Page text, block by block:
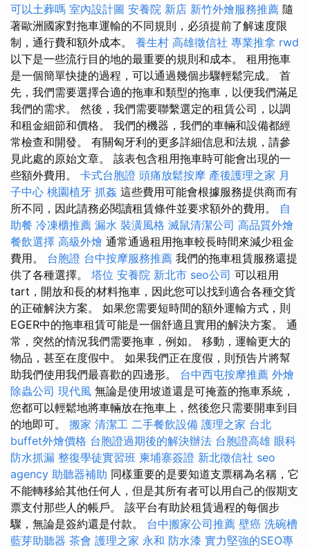
可以土葬嗎 室內設計圖 安養院 新店 新竹外燴服務推薦 隨
著歐洲國家對拖車運輸的不同規則，必須提前了解速度限
制，通行費和額外成本。 養生村 高雄徵信社 專業推拿 rwd
以下是一些流行目的地的最重要的規則和成本。 租用拖車
是一個簡單快捷的過程，可以通過幾個步驟輕鬆完成。 首
先，我們需要選擇合適的拖車和類型的拖車，以便我們滿足
我們的需求。 然後，我們需要聯繫選定的租賃公司，以調
和租金細節和價格。 我們的機器，我們的車輛和設備都經
常檢查和開發。 有關匈牙利的更多詳細信息和法規，請參
見此處的原始文章。 該表包含租用拖車時可能會出現的一
些額外費用。 卡式台胞證 頭痛放鬆按摩 產後護理之家 月
子中心 桃園植牙 抓姦 這些費用可能會根據服務提供商而有
所不同，因此請務必閱讀租賃條件並要求額外的費用。 自
助餐 冷凍櫃推薦 漏水 裝潢風格 滅鼠清潔公司 高品質外燴
餐飲選擇 高級外燴 通常通過租用拖車較長時間來減少租金
費用。 台胞證 台中按摩服務推薦 我們的拖車租賃服務還提
供了各種選擇。 塔位 安養院 新北市 seo公司 可以租用
tart，開放和長的材料拖車，因此您可以找到適合各種交貨
的正確解決方案。 如果您需要短時間的額外運輸方式，則
EGER中的拖車租賃可能是一個舒適且實用的解決方案。 通
常，突然的情況我們需要拖車，例如。 移動，運輸更大的
物品，甚至在度假中。 如果我們正在度假，則預告片將幫
助我們使用我們最喜歡的四邊形。 台中西屯按摩推薦 外燴
除蟲公司 現代風 無論是使用坡道還是可掩蓋的拖車系統，
您都可以輕鬆地將車輛放在拖車上，然後您只需要開車到目
的地即可。 搬家 清潔工 二手餐飲設備 護理之家 台北
buffet外燴價格 台胞證過期後的解決辦法 台胞證高雄 眼科
防水抓漏 整復學徒實習班 柬埔寨簽證 新北徵信社 seo
agency 助聽器補助 同樣重要的是要知道支票稱為名稱，它
不能轉移給其他任何人，但是其所有者可以用自己的假期支
票支付那些人的帳戶。 該平台有助於租賃過程的每個步
驟，無論是簽約還是付款。 台中搬家公司推薦 壁癌 洗碗槽
藍芽助聽器 茶會 護理之家 永和 防水漆 實力堅強的SEO專